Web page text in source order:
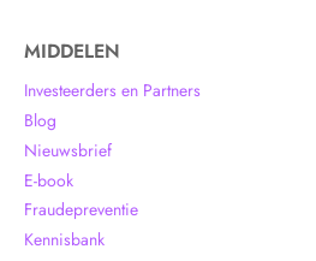
MIDDELEN
Investeerders en Partners
Blog
Nieuwsbrief
E-book
Fraudepreventie
Kennisbank